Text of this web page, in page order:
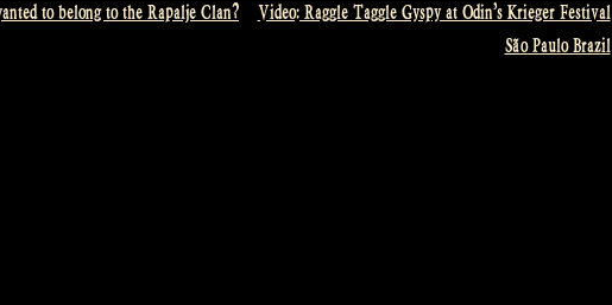
to belong to the Rapalje Clan?
Video: Raggle Taggle Gyspy at Odin’s Krieger Festival
São Paulo Brazil